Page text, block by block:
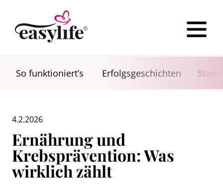
So funktioniert’s Erfolgsgeschichten
4.2.2026
Ernährung und
Krebsprävention: Was
wirklich zählt